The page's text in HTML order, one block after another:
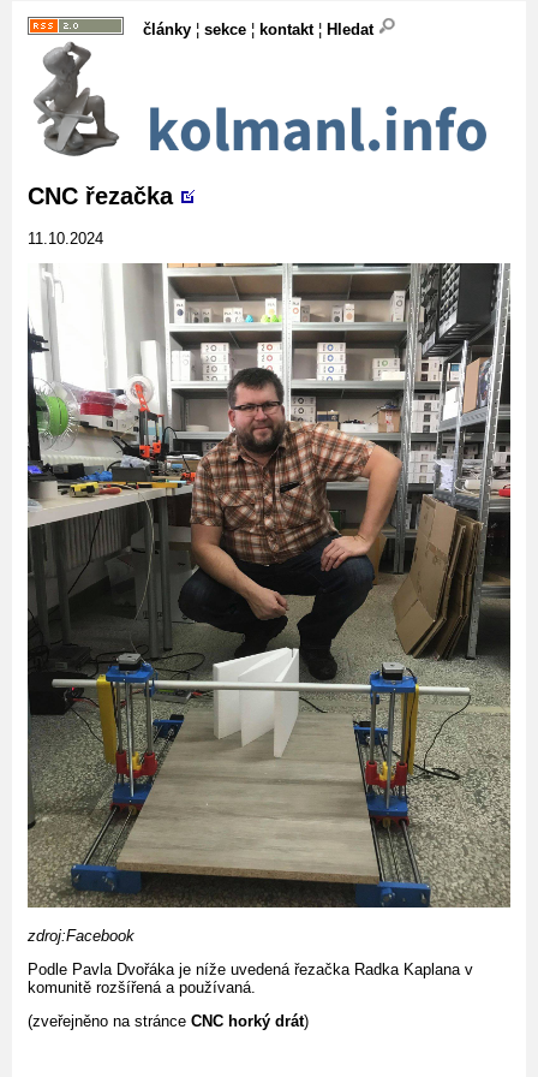
články ¦ sekce ¦ kontakt¦ Hledat
CNC řezačka
11.10.2024
zdroj:Facebook
Podle Pavla Dvořáka je níže uvedená řezačka Radka Kaplana v
komunitě rozšířená a používaná.
(zveřejněno na stránce CNC horký drát)